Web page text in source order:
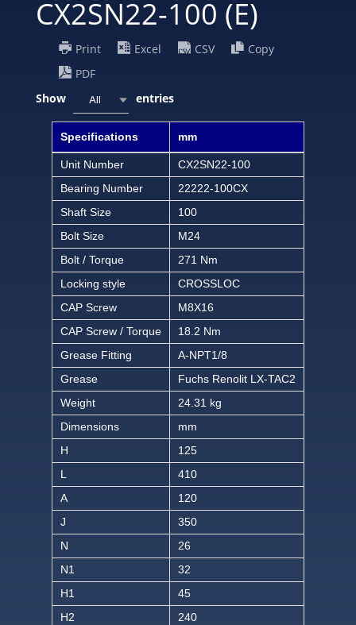
CX2SN22-100 (E)
Print Excel CSV
Copy
PDF
Show
All entries
Specifications mm
Unit Number
CX2SN22-100
Bearing Number
22222-100CX
Shaft Size
100
Bolt Size
M24
Bolt / Torque
271 Nm
Locking style
CROSSLOC
CAP Screw
M8X16
CAP Screw / Torque
18.2 Nm
Grease Fitting
A-NPT1/8
Grease
Fuchs Renolit LX-TAC2
Weight
24.31 kg
Dimensions
mm
H
125
L
410
A
120
J
350
N
26
N1
32
H1
45
H2
240